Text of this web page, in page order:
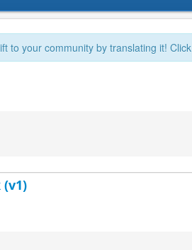
to your community by translating it! Click
(v1)